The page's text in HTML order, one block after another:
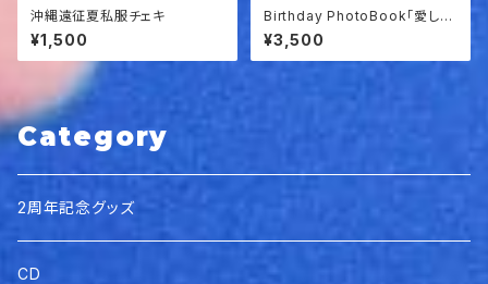
沖縄遠征夏私服チェキ
¥1,500
Birthday PhotoBook「愛して
る？」アクリルスタンドセット
¥3,500
Category
2周年記念グッズ
CD